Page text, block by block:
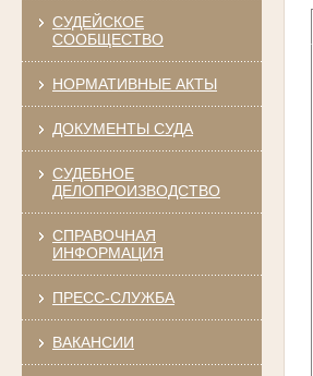
СУДЕЙСКОЕ
СООБЩЕСТВО
НОРМАТИВНЫЕ АКТЫ
ДОКУМЕНТЫ СУДА
СУДЕБНОЕ
ДЕЛОПРОИЗВОДСТВО
СПРАВОЧНАЯ
ИНФОРМАЦИЯ
ПРЕСС-СЛУЖБА
ВАКАНСИИ